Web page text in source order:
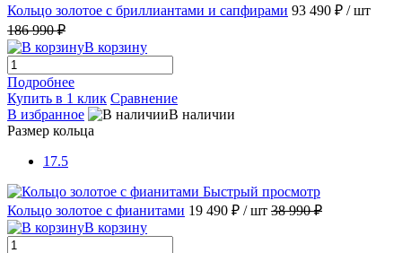
Кольцо золотое с бриллиантами и сапфирами 93 490 ₽ / шт
186 990 ₽
В корзину
Подробнее
Купить в 1 клик Сравнение
В избранное
В наличии
Размер кольца
17.5
Быстрый просмотр
Кольцо золотое с фианитами 19 490 ₽ / шт 38 990 ₽
В корзину